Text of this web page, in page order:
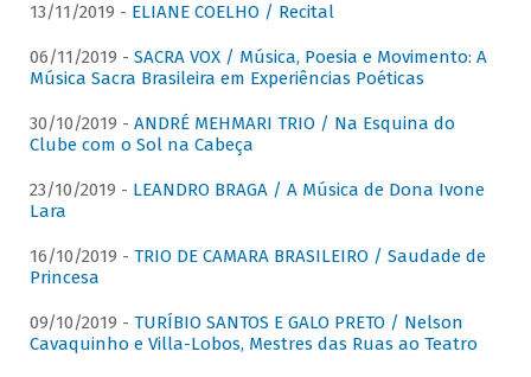
13/11/2019 - ELIANE COELHO / Recital
06/11/2019 - SACRA VOX / Música, Poesia e Movimento: A
Música Sacra Brasileira em Experiências Poéticas
30/10/2019 - ANDRÉ MEHMARI TRIO / Na Esquina do
Clube com o Sol na Cabeça
23/10/2019 - LEANDRO BRAGA / A Música de Dona Ivone
Lara
16/10/2019 - TRIO DE CAMARA BRASILEIRO / Saudade de
Princesa
09/10/2019 - TURÍBIO SANTOS E GALO PRETO / Nelson
Cavaquinho e Villa-Lobos, Mestres das Ruas ao Teatro